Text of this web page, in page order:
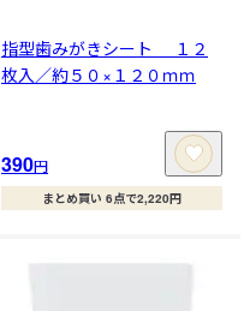
指型歯みがきシート １２
枚入／約５０×１２０ｍｍ
390円
まとめ買い 6点で2,220円